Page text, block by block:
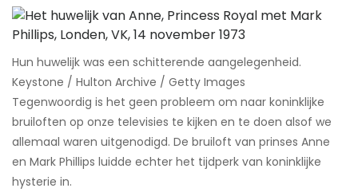
Hun huwelijk was een schitterende aangelegenheid.​
Keystone / Hulton Archive / Getty Images
Tegenwoordig is het geen probleem om naar koninklijke
bruiloften op onze televisies te kijken en te doen alsof we
allemaal waren uitgenodigd. De bruiloft van prinses Anne
en Mark Phillips luidde echter het tijdperk van koninklijke
hysterie in.